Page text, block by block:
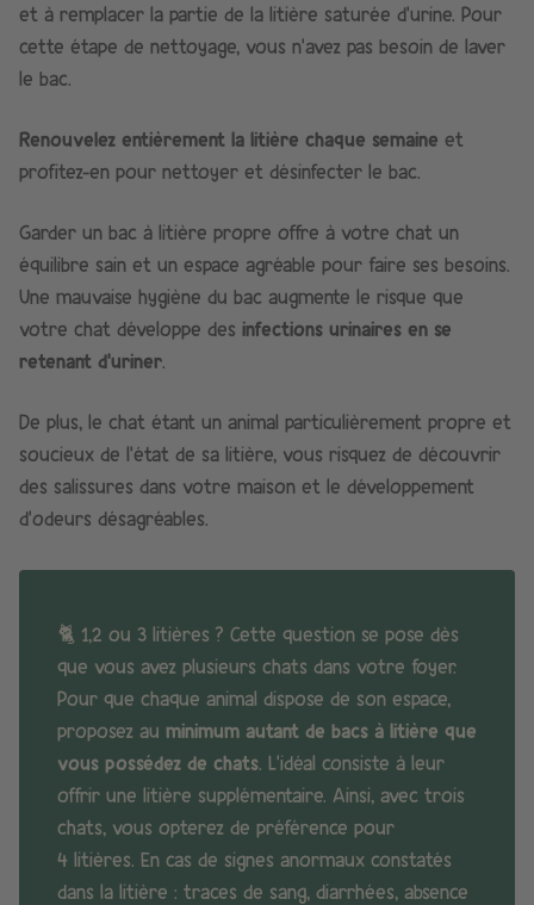
et à remplacer la partie de la litière saturée d’urine. Pour
cette étape de nettoyage, vous n’avez pas besoin de laver
le bac.
Renouvelez entièrement la litière chaque semaine et
profitez-en pour nettoyer et désinfecter le bac.
Garder un bac à litière propre offre à votre chat un
équilibre sain et un espace agréable pour faire ses besoins.
Une mauvaise hygiène du bac augmente le risque que
votre chat développe des infections urinaires en se
retenant d’uriner.
De plus, le chat étant un animal particulièrement propre et
soucieux de l’état de sa litière, vous risquez de découvrir
des salissures dans votre maison et le développement
d’odeurs désagréables.
🐈 1,2 ou 3 litières ? Cette question se pose dès
que vous avez plusieurs chats dans votre foyer.
Pour que chaque animal dispose de son espace,
proposez au minimum autant de bacs à litière que
vous possédez de chats. L’idéal consiste à leur
offrir une litière supplémentaire. Ainsi, avec trois
chats, vous opterez de préférence pour
4 litières. En cas de signes anormaux constatés
dans la litière : traces de sang, diarrhées, absence